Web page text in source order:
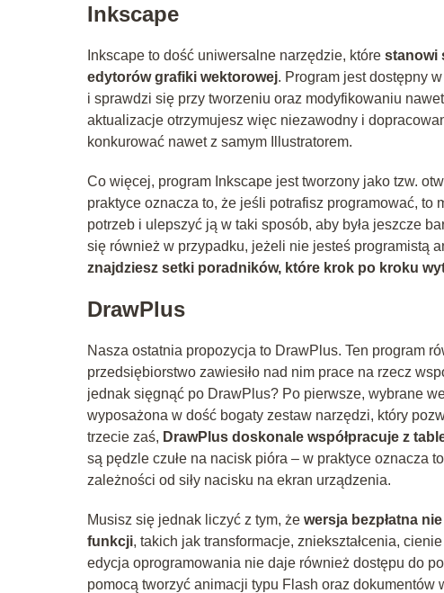
Inkscape
Inkscape to dość uniwersalne narzędzie, które stanowi
edytorów grafiki wektorowej. Program jest dostępny
i sprawdzi się przy tworzeniu oraz modyfikowaniu
aktualizacje otrzymujesz więc niezawodny i
konkurować nawet z samym Illustratorem.
Co więcej, program Inkscape jest tworzony jako tzw.
praktyce oznacza to, że jeśli potrafisz programować,
potrzeb i ulepszyć ją w taki sposób, aby była jeszcze
się również w przypadku, jeżeli nie jesteś programistą
znajdziesz setki poradników, które krok po kroku
DrawPlus
Nasza ostatnia propozycja to DrawPlus. Ten program
przedsiębiorstwo zawiesiło nad nim prace na rzecz
jednak sięgnąć po DrawPlus? Po pierwsze, wybrane
wyposażona w dość bogaty zestaw narzędzi, który
trzecie zaś, DrawPlus doskonale współpracuje z
są pędzle czułe na nacisk pióra – w praktyce oznacza
zależności od siły nacisku na ekran urządzenia.
Musisz się jednak liczyć z tym, że wersja bezpłatna
funkcji, takich jak transformacje, zniekształcenia,
edycja oprogramowania nie daje również dostępu do
pomocą tworzyć animacji typu Flash oraz dokumentów